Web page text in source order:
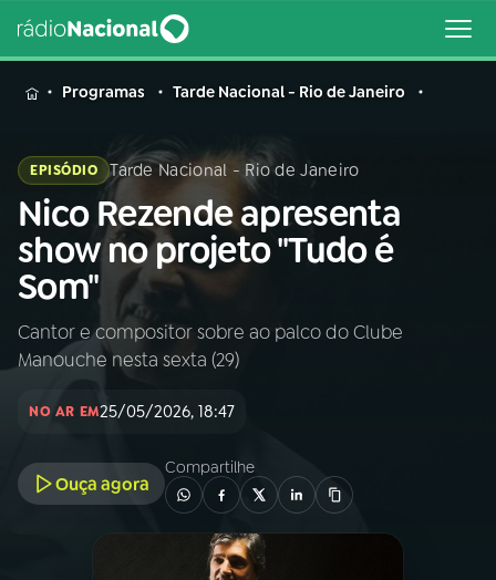
MENU
Buscar
na
Rádio
Nacional
Buscar
AO VIVO
INÍCIO
A RÁDIO
PROGRAMAÇÃO
Programas Tarde Nacional - Rio de Janeiro
EPISÓDIO Tarde Nacional - Rio de Janeiro
Nico Rezende apresenta
show no projeto "Tudo é
Som"
Cantor e compositor sobre ao palco do Clube
Manouche nesta sexta (29)
NO AR EM25/05/2026, 18:47
Ouça agora
Compartilhe